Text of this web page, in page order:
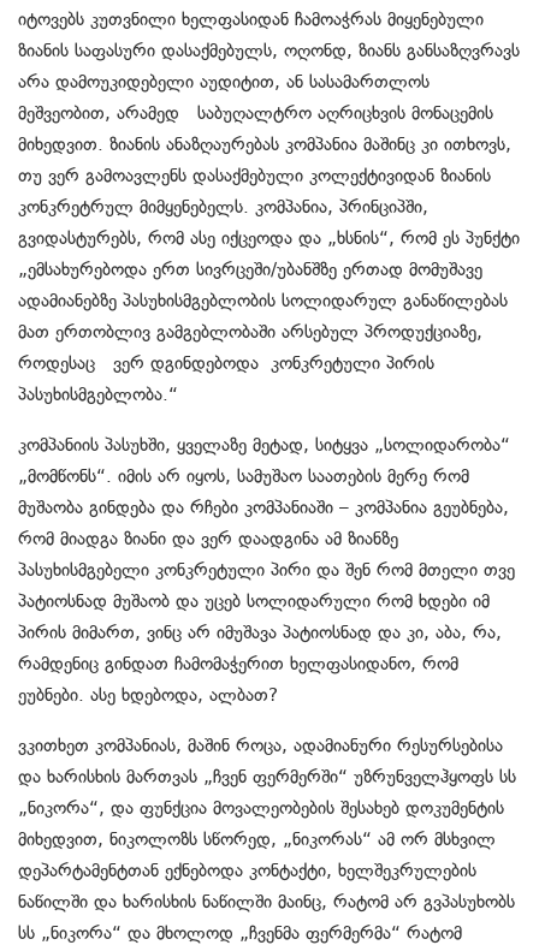
იტოვებს კუთვნილი ხელფასიდან ჩამოაჭრას მიყენებული
ზიანის საფასური დასაქმებულს, ოღონდ, ზიანს განსაზღვრავს
არა დამოუკიდებელი აუდიტით, ან სასამართლოს
მეშვეობით, არამედ საბუღალტრო აღრიცხვის მონაცემის
მიხედვით. ზიანის ანაზღაურებას კომპანია მაშინც კი ითხოვს,
თუ ვერ გამოავლენს დასაქმებული კოლექტივიდან ზიანის
კონკრეტრულ მიმყენებელს. კომპანია, პრინციპში,
გვიდასტურებს, რომ ასე იქცეოდა და „ხსნის“, რომ ეს პუნქტი
„ემსახურებოდა ერთ სივრცეში/უბანშზე ერთად მომუშავე
ადამიანებზე პასუხისმგებლობის სოლიდარულ განაწილებას
მათ ერთობლივ გამგებლობაში არსებულ პროდუქციაზე,
როდესაც ვერ დგინდებოდა კონკრეტული პირის
პასუხისმგებლობა.“
კომპანიის პასუხში, ყველაზე მეტად, სიტყვა „სოლიდარობა“
„მომწონს“. იმის არ იყოს, სამუშაო საათების მერე რომ
მუშაობა გინდება და რჩები კომპანიაში – კომპანია გეუბნება,
რომ მიადგა ზიანი და ვერ დაადგინა ამ ზიანზე
პასუხისმგებელი კონკრეტული პირი და შენ რომ მთელი თვე
პატიოსნად მუშაობ და უცებ სოლიდარული რომ ხდები იმ
პირის მიმართ, ვინც არ იმუშავა პატიოსნად და კი, აბა, რა,
რამდენიც გინდათ ჩამომაჭერით ხელფასიდანო, რომ
ეუბნები. ასე ხდებოდა, ალბათ?
ვკითხეთ კომპანიას, მაშინ როცა, ადამიანური რესურსებისა
და ხარისხის მართვას „ჩვენ ფერმერში“ უზრუნველჰყოფს სს
„ნიკორა“, და ფუნქცია მოვალეობების შესახებ დოკუმენტის
მიხედვით, ნიკოლოზს სწორედ, „ნიკორას“ ამ ორ მსხვილ
დეპარტამენტთან ექნებოდა კონტაქტი, ხელშეკრულების
ნაწილში და ხარისხის ნაწილში მაინც, რატომ არ გვპასუხობს
სს „ნიკორა“ და მხოლოდ „ჩვენმა ფერმერმა“ რატომ